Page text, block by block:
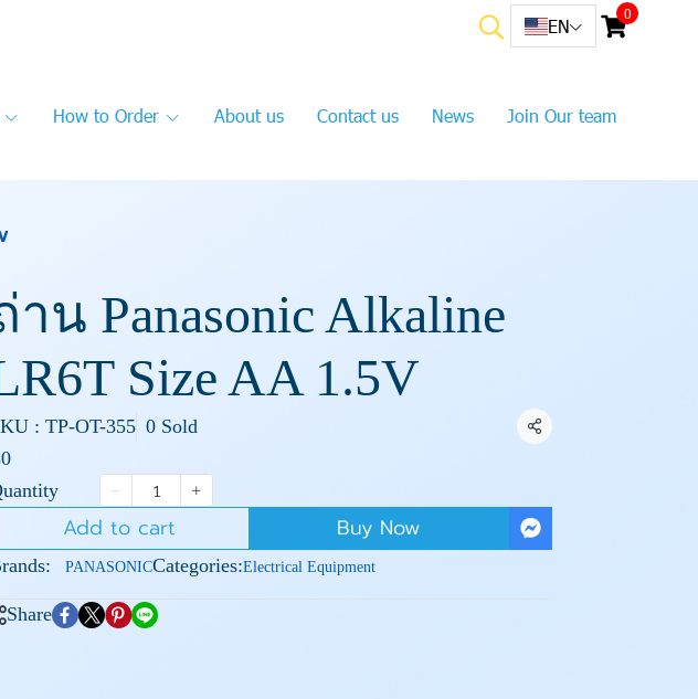
EN
0
How to Order About us Contact us News Join Our team
าน Panasonic Alkaline
Size AA 1.5V
: TP-OT-355 0 Sold Share
Add to cart Buy Now
PANASONICCategories:Electrical Equipment
Share